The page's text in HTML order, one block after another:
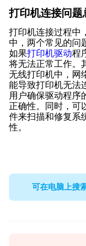
打印机连接问题
打印机连接过程中
中，两个常见的问
如果打印机驱动程
将无法正常工作。
无线打印机中，网
能导致打印机无法
用户确保驱动程序
正确性。同时，可
件来扫描和修复系
性。
可在电脑上搜